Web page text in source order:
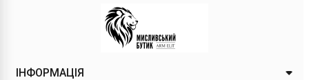
ІНФОРМАЦІЯ